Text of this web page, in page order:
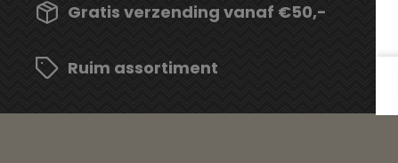
Gratis verzending vanaf €50,-
Ruim assortiment